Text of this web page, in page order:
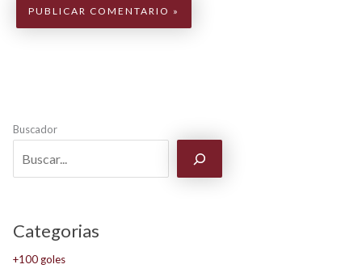
Buscador
Categorias
+100 goles